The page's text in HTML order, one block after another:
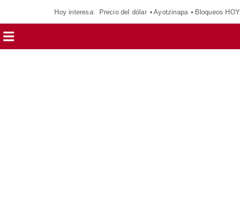
Hoy interesa: Precio del dólar Ayotzinapa Bloqueos HOY